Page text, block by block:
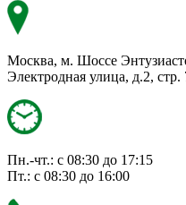
Москва, м. Шоссе
Электродная улица, д.2, стр.
Пн.-чт.: с 08:30 до 17:15
Пт.: с 08:30 до 16:00